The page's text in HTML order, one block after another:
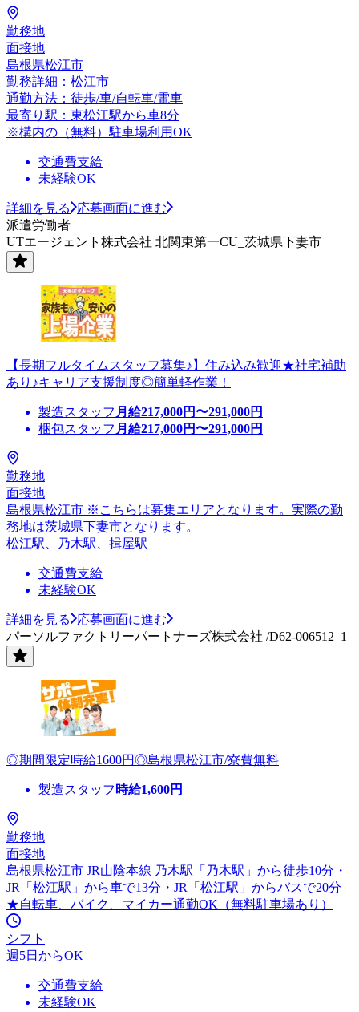
勤務地
面接地
島根県松江市
勤務詳細：松江市
通勤方法：徒歩/車/自転車/電車
最寄り駅：東松江駅から車8分
※構内の（無料）駐車場利用OK
交通費支給
未経験OK
詳細を見る
応募画面に進む
派遣労働者
UTエージェント株式会社 北関東第一CU_茨城県下妻市
【長期フルタイムスタッフ募集♪】住み込み歓迎★社宅補助
あり♪キャリア支援制度◎簡単軽作業！
製造スタッフ 月給217,000円〜291,000円
梱包スタッフ 月給217,000円〜291,000円
勤務地
面接地
島根県松江市 ※こちらは募集エリアとなります。実際の勤
務地は茨城県下妻市となります。
松江駅、乃木駅、揖屋駅
交通費支給
未経験OK
詳細を見る
応募画面に進む
パーソルファクトリーパートナーズ株式会社 /D62-006512_1
◎期間限定時給1600円◎島根県松江市/寮費無料
製造スタッフ 時給1,600円
勤務地
面接地
島根県松江市 JR山陰本線 乃木駅「乃木駅」から徒歩10分・
JR「松江駅」から車で13分・JR「松江駅」からバスで20分
★自転車、バイク、マイカー通勤OK（無料駐車場あり）
シフト
週5日からOK
交通費支給
未経験OK